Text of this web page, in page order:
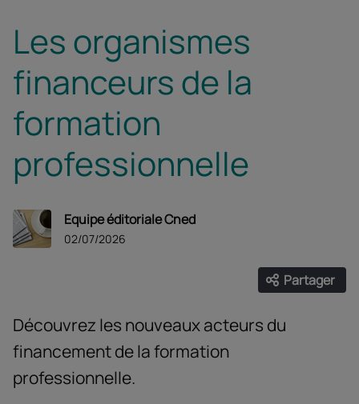
Les organismes
financeurs de la
formation
professionnelle
Equipe éditoriale Cned
02/07/2026
Partager
Ouvrir
Découvrez les nouveaux acteurs du
financement de la formation
professionnelle.